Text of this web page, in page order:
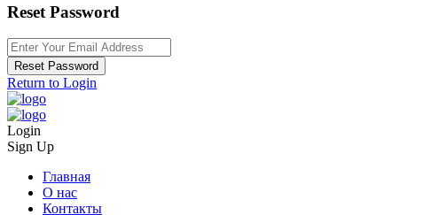
Reset Password
Reset Password
Return to Login
Login
Sign Up
Главная
О нас
Контакты